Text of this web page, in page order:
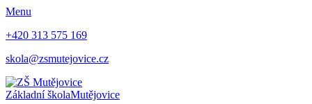
Menu
+420 313 575 169
skola@zsmutejovice.cz
Základní školaMutějovice